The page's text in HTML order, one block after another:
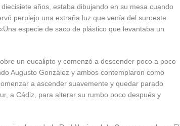
años, estaba dibujando en su mesa cuando
perplejo una extraña luz que venía del suroeste
especie de saco de plástico que levantaba un
un eucalipto y comenzó a descender poco a poco
Augusto González y ambos contemplaron como
a ascender suavemente y quedar parado
a Cádiz, para alterar su rumbo poco después y